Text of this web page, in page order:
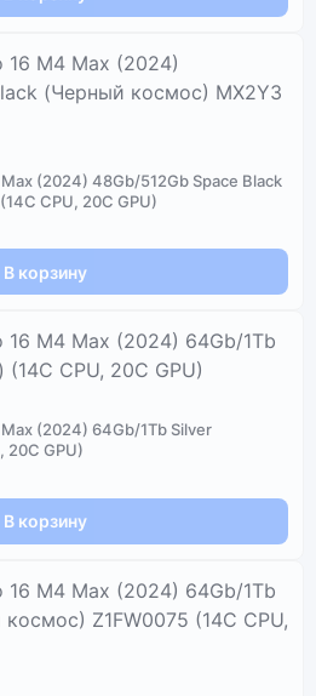
(2024) 48Gb/512Gb Space Black
CPU, 20C GPU)
В корзину
(2024) 64Gb/1Tb Silver
20C GPU)
В корзину